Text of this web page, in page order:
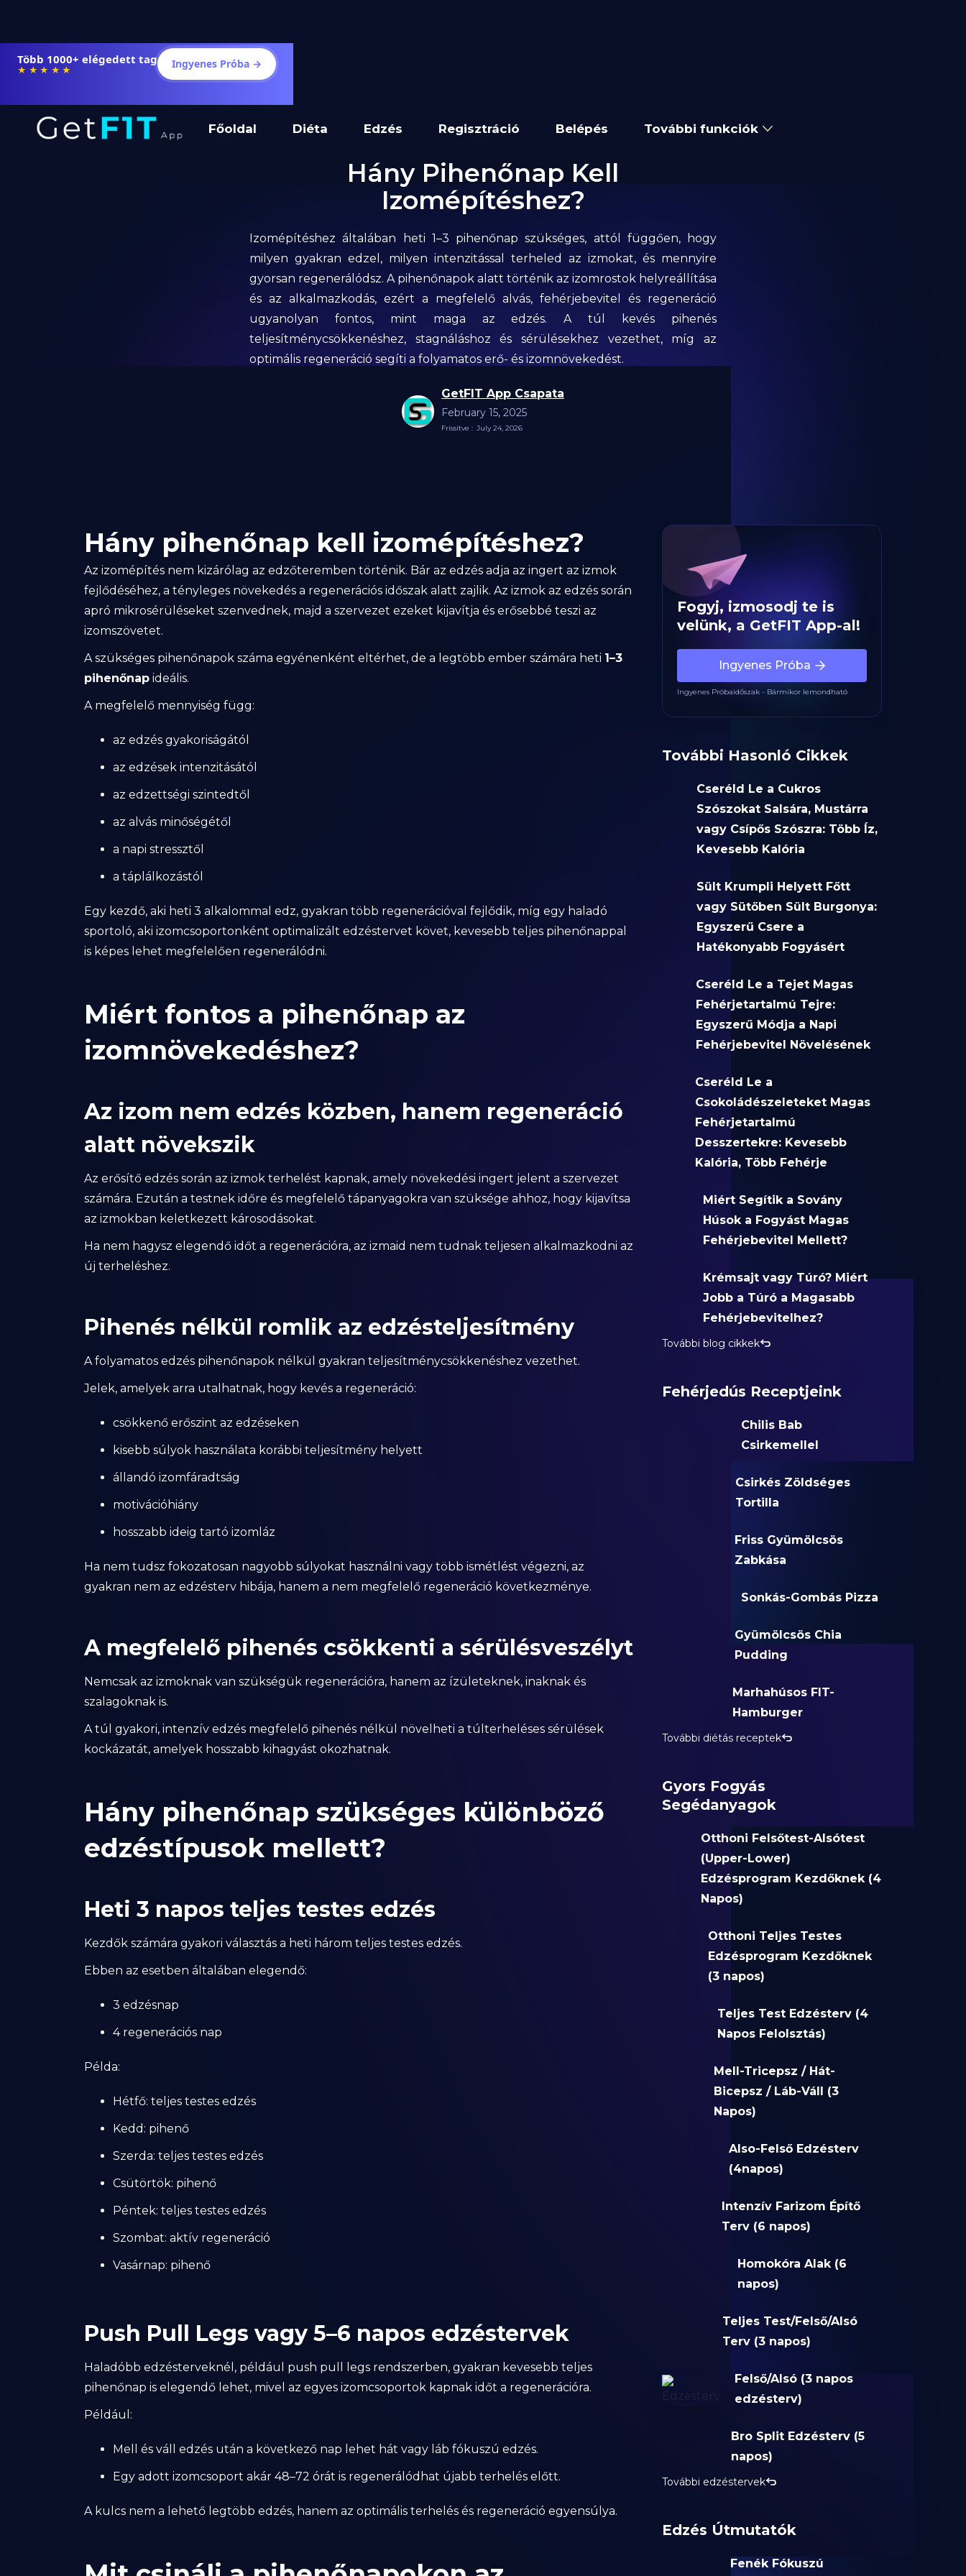
Főoldal Diéta Edzés Regisztráció Belépés További funkciók
Több 1000+ elégedett tag
★★★★★ Ingyenes Próba →
Hány Pihenőnap Kell
Izomépítéshez?
Izomépítéshez általában heti 1–3 pihenőnap szükséges, attól függően, hogy
milyen gyakran edzel, milyen intenzitással terheled az izmokat, és mennyire
gyorsan regenerálódsz. A pihenőnapok alatt történik az izomrostok helyreállítása
és az alkalmazkodás, ezért a megfelelő alvás, fehérjebevitel és regeneráció
ugyanolyan fontos, mint maga az edzés. A túl kevés pihenés
teljesítménycsökkenéshez, stagnáláshoz és sérülésekhez vezethet, míg az
optimális regeneráció segíti a folyamatos erő- és izomnövekedést.
GetFIT App Csapata
February 15, 2025
Frissítve : July 24, 2026
Hány pihenőnap kell izomépítéshez?
Az izomépítés nem kizárólag az edzőteremben történik. Bár az edzés adja az ingert az izmok
fejlődéséhez, a tényleges növekedés a regenerációs időszak alatt zajlik. Az izmok az edzés során
apró mikrosérüléseket szenvednek, majd a szervezet ezeket kijavítja és erősebbé teszi az
izomszövetet.
A szükséges pihenőnapok száma egyénenként eltérhet, de a legtöbb ember számára heti 1–3
pihenőnap ideális.
A megfelelő mennyiség függ:
az edzés gyakoriságától
az edzések intenzitásától
az edzettségi szintedtől
az alvás minőségétől
a napi stressztől
a táplálkozástól
Egy kezdő, aki heti 3 alkalommal edz, gyakran több regenerációval fejlődik, míg egy haladó
sportoló, aki izomcsoportonként optimalizált edzéstervet követ, kevesebb teljes pihenőnappal
is képes lehet megfelelően regenerálódni.
Miért fontos a pihenőnap az
izomnövekedéshez?
Az izom nem edzés közben, hanem regeneráció
alatt növekszik
Az erősítő edzés során az izmok terhelést kapnak, amely növekedési ingert jelent a szervezet
számára. Ezután a testnek időre és megfelelő tápanyagokra van szüksége ahhoz, hogy kijavítsa
az izmokban keletkezett károsodásokat.
Ha nem hagysz elegendő időt a regenerációra, az izmaid nem tudnak teljesen alkalmazkodni az
új terheléshez.
Pihenés nélkül romlik az edzésteljesítmény
A folyamatos edzés pihenőnapok nélkül gyakran teljesítménycsökkenéshez vezethet.
Jelek, amelyek arra utalhatnak, hogy kevés a regeneráció:
csökkenő erőszint az edzéseken
kisebb súlyok használata korábbi teljesítmény helyett
állandó izomfáradtság
motivációhiány
hosszabb ideig tartó izomláz
Ha nem tudsz fokozatosan nagyobb súlyokat használni vagy több ismétlést végezni, az
gyakran nem az edzésterv hibája, hanem a nem megfelelő regeneráció következménye.
A megfelelő pihenés csökkenti a sérülésveszélyt
Nemcsak az izmoknak van szükségük regenerációra, hanem az ízületeknek, inaknak és
szalagoknak is.
A túl gyakori, intenzív edzés megfelelő pihenés nélkül növelheti a túlterheléses sérülések
kockázatát, amelyek hosszabb kihagyást okozhatnak.
Hány pihenőnap szükséges különböző
edzéstípusok mellett?
Heti 3 napos teljes testes edzés
Kezdők számára gyakori választás a heti három teljes testes edzés.
Ebben az esetben általában elegendő:
3 edzésnap
4 regenerációs nap
Példa:
Hétfő: teljes testes edzés
Kedd: pihenő
Szerda: teljes testes edzés
Csütörtök: pihenő
Péntek: teljes testes edzés
Szombat: aktív regeneráció
Vasárnap: pihenő
Push Pull Legs vagy 5–6 napos edzéstervek
Haladóbb edzésterveknél, például push pull legs rendszerben, gyakran kevesebb teljes
pihenőnap is elegendő lehet, mivel az egyes izomcsoportok kapnak időt a regenerációra.
Például:
Mell és váll edzés után a következő nap lehet hát vagy láb fókuszú edzés.
Egy adott izomcsoport akár 48–72 órát is regenerálódhat újabb terhelés előtt.
A kulcs nem a lehető legtöbb edzés, hanem az optimális terhelés és regeneráció egyensúlya.
Fogyj, izmosodj te is
velünk, a GetFIT App-al!
Ingyenes Próba
Ingyenes Próbaidőszak - Bármikor lemondható
További Hasonló Cikkek
Cseréld Le a Cukros
Szószokat Salsára, Mustárra
vagy Csípős Szószra: Több Íz,
Kevesebb Kalória
Sült Krumpli Helyett Főtt
vagy Sütőben Sült Burgonya:
Egyszerű Csere a
Hatékonyabb Fogyásért
Cseréld Le a Tejet Magas
Fehérjetartalmú Tejre:
Egyszerű Módja a Napi
Fehérjebevitel Növelésének
Cseréld Le a
Csokoládészeleteket Magas
Fehérjetartalmú
Desszertekre: Kevesebb
Kalória, Több Fehérje
Miért Segítik a Sovány
Húsok a Fogyást Magas
Fehérjebevitel Mellett?
Krémsajt vagy Túró? Miért
Jobb a Túró a Magasabb
Fehérjebevitelhez?
További blog cikkek
Fehérjedús Receptjeink
Chilis Bab
Csirkemellel
Csirkés Zöldséges
Tortilla
Friss Gyümölcsös
Zabkása
Sonkás-Gombás Pizza
Gyümölcsös Chia
Pudding
Marhahúsos FIT-
Hamburger
További diétás receptek
Gyors Fogyás
Segédanyagok
Otthoni Felsőtest-Alsótest
(Upper-Lower)
Edzésprogram Kezdőknek (4
Napos)
Otthoni Teljes Testes
Edzésprogram Kezdőknek
(3 napos)
Teljes Test Edzésterv (4
Napos Felolsztás)
Mell-Tricepsz / Hát-
Bicepsz / Láb-Váll (3
Napos)
Also-Felső Edzésterv
(4napos)
Intenzív Farizom Építő
Terv (6 napos)
Homokóra Alak (6
napos)
Teljes Test/Felső/Alsó
Terv (3 napos)
Felső/Alsó (3 napos
edzésterv)
Bro Split Edzésterv (5
napos)
További edzéstervek
Edzés Útmutatók
Fenék Fókuszú